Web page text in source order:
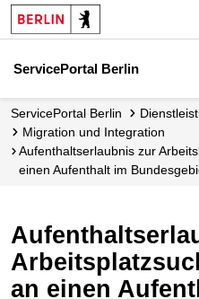
ServicePortal Berlin
ServicePortal Berlin
Migration und Integration
Aufenthaltserlaubnis zur Arbeitsplatzsuche im Anschluss an
einen Aufenthalt im
an einen